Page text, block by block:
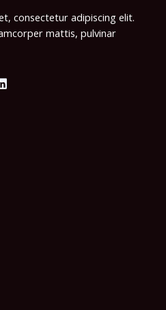
consectetur adipiscing elit.
mattis, pulvinar